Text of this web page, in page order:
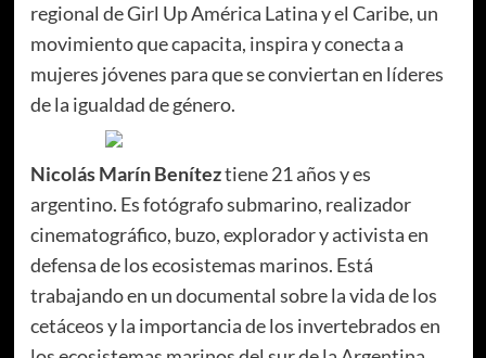
regional de Girl Up América Latina y el Caribe, un
movimiento que capacita, inspira y conecta a
mujeres jóvenes para que se conviertan en líderes
de la igualdad de género.
Nicolás Marín Beníteztiene 21 años y es
argentino. Es fotógrafo submarino, realizador
cinematográfico, buzo, explorador y activista en
defensa de los ecosistemas marinos. Está
trabajando en un documental sobre la vida de los
cetáceos y la importancia de los invertebrados en